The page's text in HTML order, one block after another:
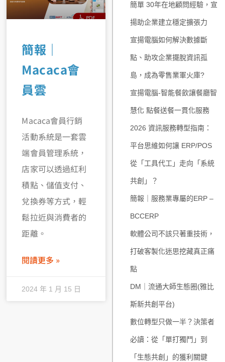
簡報｜
Macaca會
員雲
Macaca會員行銷
活動系統是一套雲
端會員管理系統，
店家可以透過紅利
積點、儲值支付、
兌換券等方式，輕
鬆拉近與消費者的
距離。
閱讀更多 »
2024 年 1 月 15 日
簡單 30年在地顧問經驗，宣
揚助企業建立穩定擴張力
宣揚電腦如何解決數據斷
點、助攻企業擺脫資訊孤
島，成為零售業軍火庫?
宣揚電腦-智能餐飲讓餐廳智
慧化 點餐送餐一貫化服務
2026 資訊服務轉型指南：
平台思維如何讓 ERP/POS
從「工具代工」走向「系統
共創」？
簡報｜服務業專屬的ERP –
BCCERP
軟體公司不該只著重技術，
打破客製化迷思挖藏真正痛
點
DM｜流通大師生態圈(雅比
斯新共創平台)
數位轉型只做一半？決策者
必讀：從「單打獨鬥」到
「生態共創」的獲利關鍵